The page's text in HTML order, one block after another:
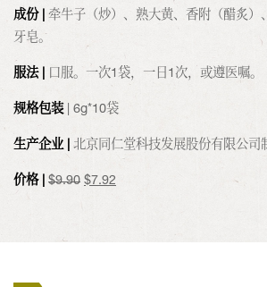
成份 | 牵牛子（炒）、熟大黄、香附（醋炙）
牙皂。
服法 | 口服。一次1袋，一日1次，或遵医嘱。
规格包装| 6g*10袋
生产企业 | 北京同仁堂科技发展股份有限公司
价格 | $9.90 原
$7.92